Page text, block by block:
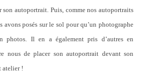
autoportrait. Puis, comme nos autoportraits
avons posés sur le sol pour qu’un photographe
photos. Il en a également pris d’autres en
nous de placer son autoportrait devant son
atelier !